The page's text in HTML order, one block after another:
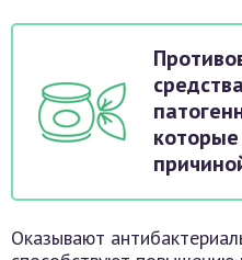
Оказывают